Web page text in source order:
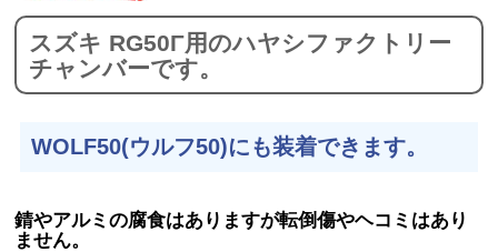
スズキ RG50Γ用のハヤシファクトリー
チャンバーです。
WOLF50(ウルフ50)にも装着できます。
錆やアルミの腐食はありますが転倒傷やヘコミはあり
ません。